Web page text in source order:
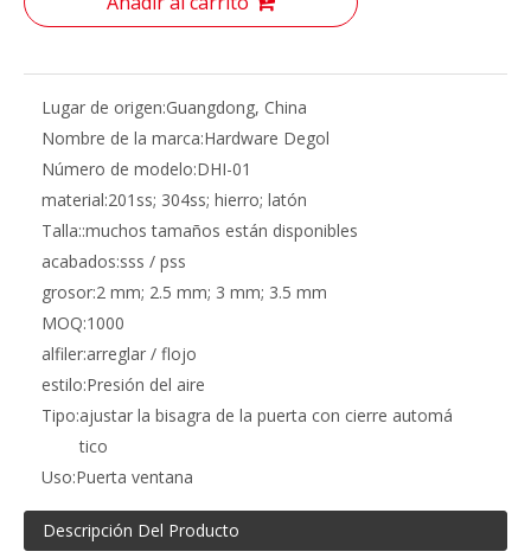
Lugar de origen:Guangdong, China
Nombre de la marca:Hardware Degol
Número de modelo:DHI-01
material:201ss; 304ss; hierro; latón
Talla::muchos tamaños están disponibles
acabados:sss / pss
grosor:2 mm; 2.5 mm; 3 mm; 3.5 mm
MOQ:1000
alfiler:arreglar / flojo
estilo:Presión del aire
Tipo:ajustar la bisagra de la puerta con cierre automá
tico
Uso:Puerta ventana
Descripción Del Producto